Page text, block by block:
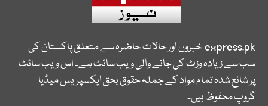
express.pkخبروں اور حالات حاضرہ سے متعلق پاکستان کی
سب سے زیادہ وزٹ کی جانے والی ویب سائٹ ہے۔ اس ویب سائٹ
پر شائع شدہ تمام مواد کے جملہ حقوق بحق ایکسپریس میڈیا
گروپ محفوظ ہیں۔